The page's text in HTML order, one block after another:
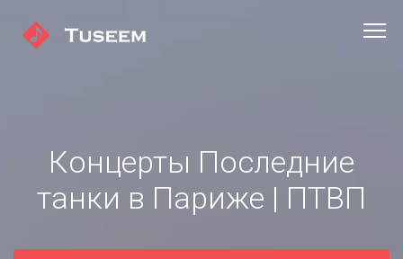
Концерты Последние
танки в Париже | ПТВП